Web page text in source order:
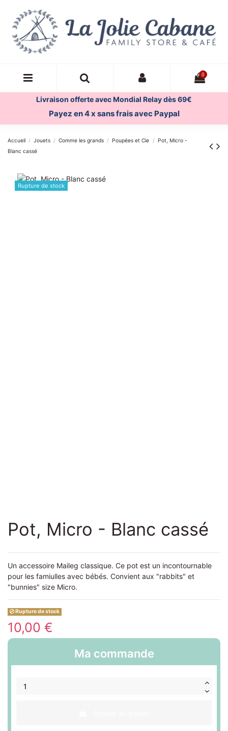
0
Livraison offerte avec Mondial Relay dès 69€
Payez en 4 x sans frais avec Paypal
Accueil Jouets Comme les grands Poupées et Cie
Pot, Micro -
Blanc cassé
Rupture de stock
Pot, Micro - Blanc cassé
Un accessoire Maileg classique. Ce pot est un incontournable
pour les famiulles avec bébés. Convient aux "rabbits" et
"bunnies" size Micro.
Rupture de stock
10,00 €
Ma commande